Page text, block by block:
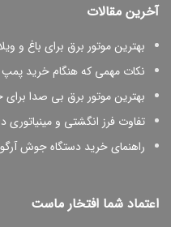
آخرین مقالات
بهترین موتور برق برای باغ و
نکات مهمی که هنگام خرید پمپ
بهترین موتور برق بی صدا
تفاوت فرز انگشتی و
راهنمای خرید دستگاه جوش
اعتماد شما افتخار ماست